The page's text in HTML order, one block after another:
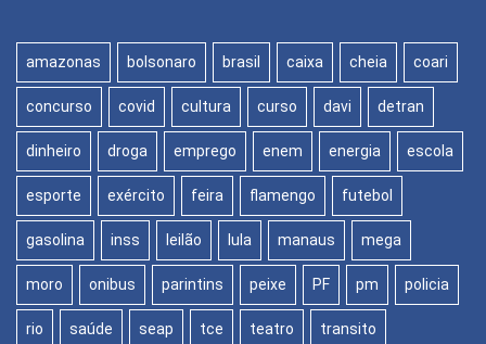
amazonas bolsonaro brasil caixa cheia coari
concurso covid cultura curso davi detran
dinheiro droga emprego enem energia escola
esporte exército feira flamengo futebol
gasolina inss leilão lula manaus mega
moro onibus parintins peixe PF pm policia
rio saúde seap tce teatro transito